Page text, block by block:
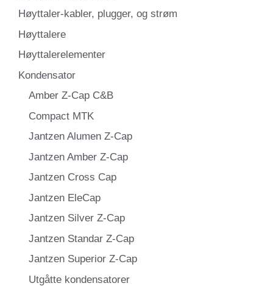
Høyttaler-kabler, plugger, og strøm
Høyttalere
Høyttalerelementer
Kondensator
Amber Z-Cap C&B
Compact MTK
Jantzen Alumen Z-Cap
Jantzen Amber Z-Cap
Jantzen Cross Cap
Jantzen EleCap
Jantzen Silver Z-Cap
Jantzen Standar Z-Cap
Jantzen Superior Z-Cap
Utgåtte kondensatorer